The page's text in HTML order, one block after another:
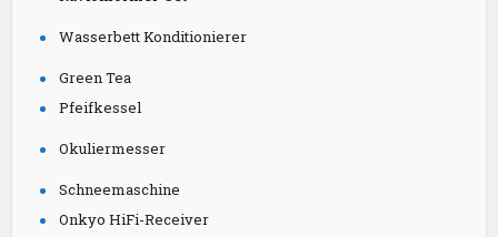
Wasserbett Konditionierer
Green Tea
Pfeifkessel
Okuliermesser
Schneemaschine
Onkyo HiFi-​Recei­ver